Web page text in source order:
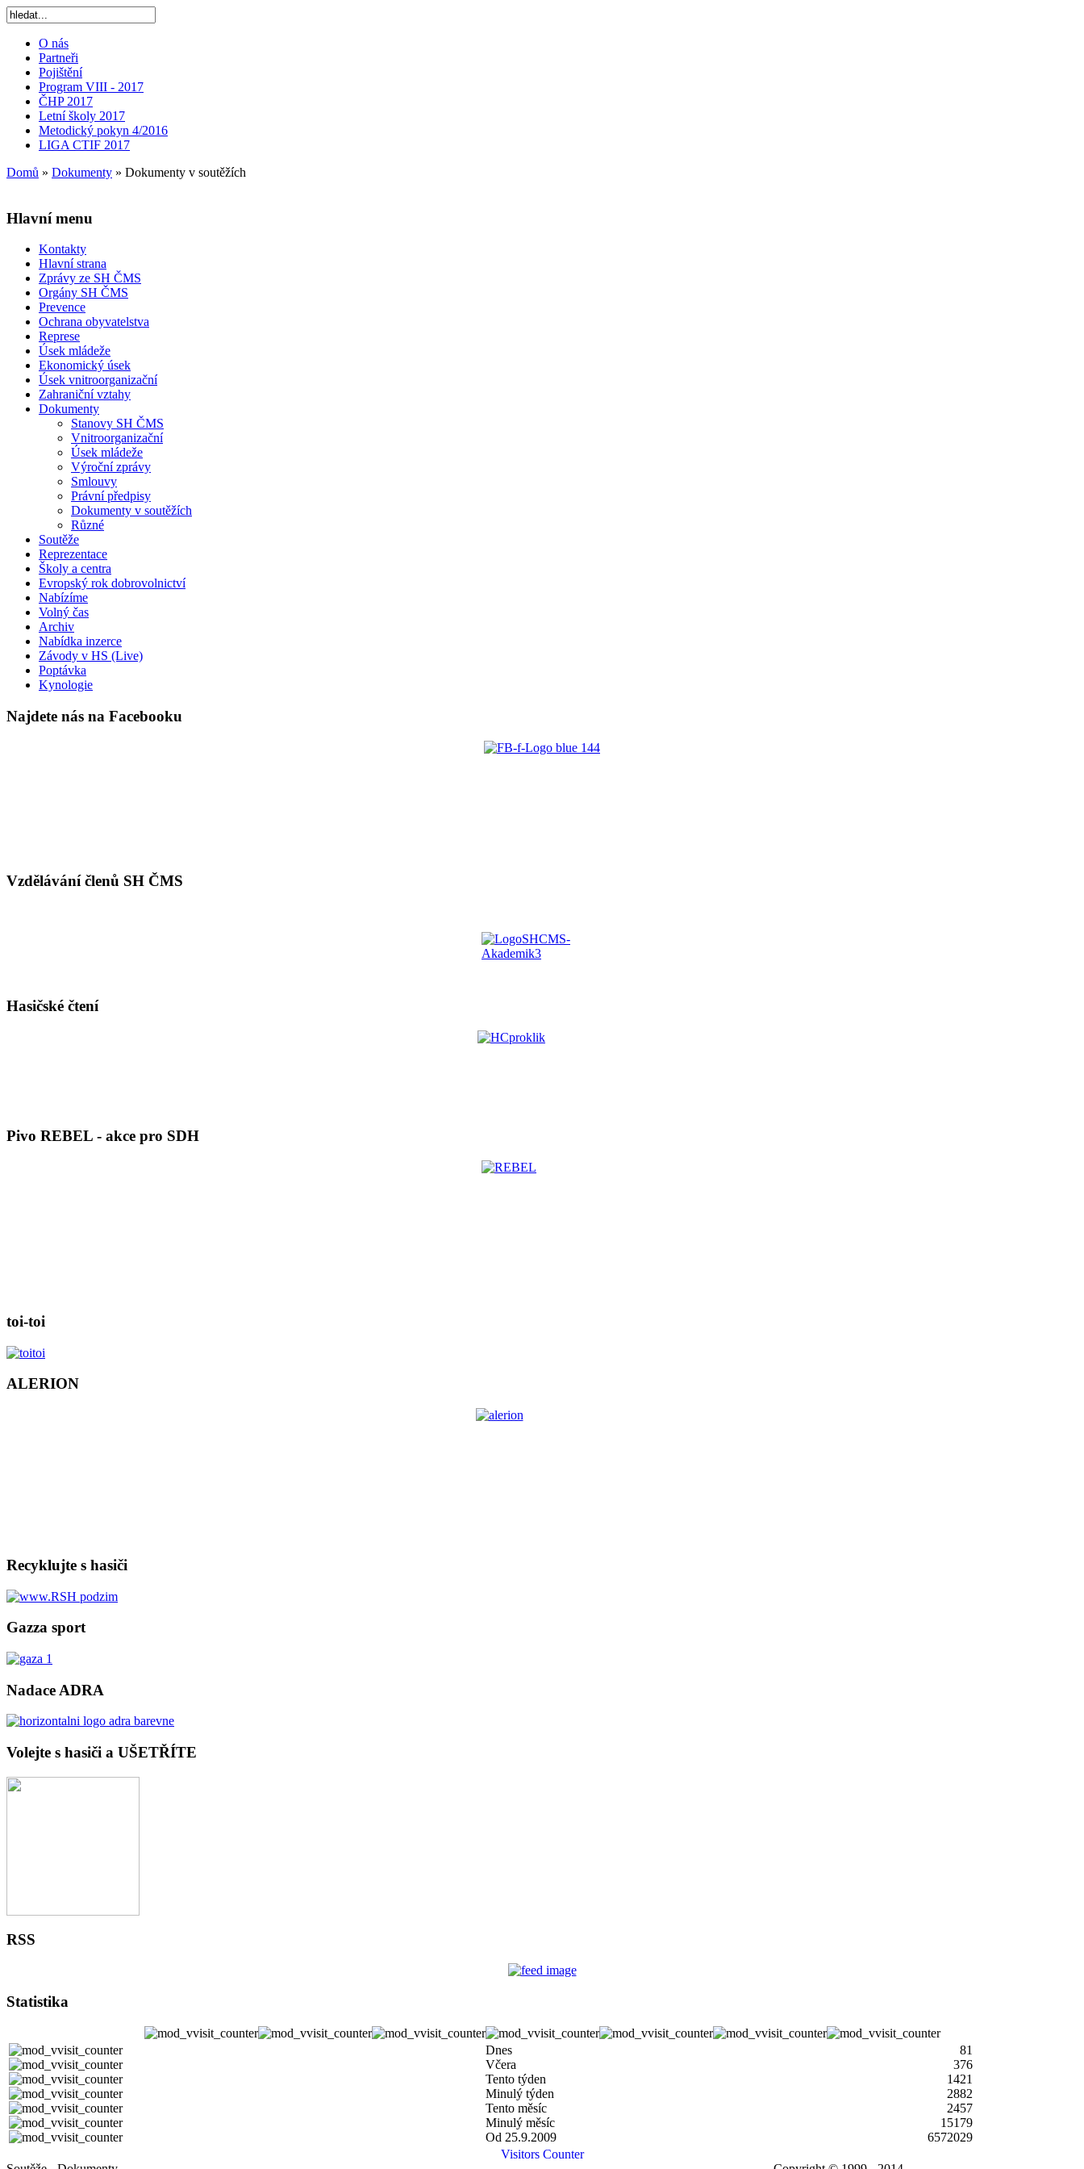
O nás
Partneři
Pojištění
Program VIII - 2017
ČHP 2017
Letní školy 2017
Metodický pokyn 4/2016
LIGA CTIF 2017
Domů » Dokumenty » Dokumenty v soutěžích
Hlavní menu
Kontakty
Hlavní strana
Zprávy ze SH ČMS
Orgány SH ČMS
Prevence
Ochrana obyvatelstva
Represe
Úsek mládeže
Ekonomický úsek
Úsek vnitroorganizační
Zahraniční vztahy
Dokumenty
Stanovy SH ČMS
Vnitroorganizační
Úsek mládeže
Výroční zprávy
Smlouvy
Právní předpisy
Dokumenty v soutěžích
Různé
Soutěže
Reprezentace
Školy a centra
Evropský rok dobrovolnictví
Nabízíme
Volný čas
Archiv
Nabídka inzerce
Závody v HS (Live)
Poptávka
Kynologie
Najdete nás na Facebooku
Vzdělávání členů SH ČMS
Hasičské čtení
Pivo REBEL - akce pro SDH
toi-toi
ALERION
Recyklujte s hasiči
Gazza sport
Nadace ADRA
Volejte s hasiči a UŠETŘÍTE
RSS
Statistika
Dnes
81
Včera
376
Tento týden
1421
Minulý týden
2882
Tento měsíc
2457
Minulý měsíc
15179
Od 25.9.2009
6572029
Visitors Counter